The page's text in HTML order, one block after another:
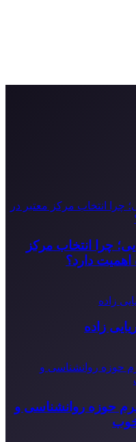
چرا انتخاب مرکز
دارد؟
زاده
حوزه روانشناسی و